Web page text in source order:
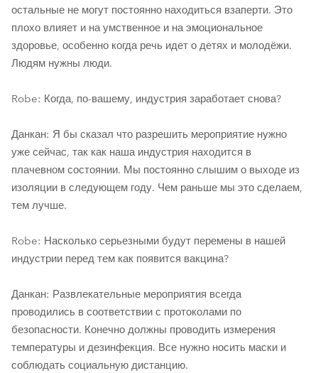
остальные не могут постоянно находиться взаперти. Это
плохо влияет и на умственное и на эмоциональное
здоровье, особенно когда речь идет о детях и молодёжи.
Людям нужны люди.
Robe: Когда, по-вашему, индустрия заработает снова?
Данкан: Я бы сказал что разрешить мероприятие нужно
уже сейчас, так как наша индустрия находится в
плачевном состоянии. Мы постоянно слышим о выходе из
изоляции в следующем году. Чем раньше мы это сделаем,
тем лучше.
Robe: Насколько серьезными будут перемены в нашей
индустрии перед тем как появится вакцина?
Данкан: Развлекательные мероприятия всегда
проводились в соответствии с протоколами по
безопасности. Конечно должны проводить измерения
температуры и дезинфекция. Все нужно носить маски и
соблюдать социальную дистанцию.